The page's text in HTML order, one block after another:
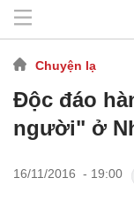
Chuyện lạ
Độc đáo
người" ở
16/11/2016 - 19:00